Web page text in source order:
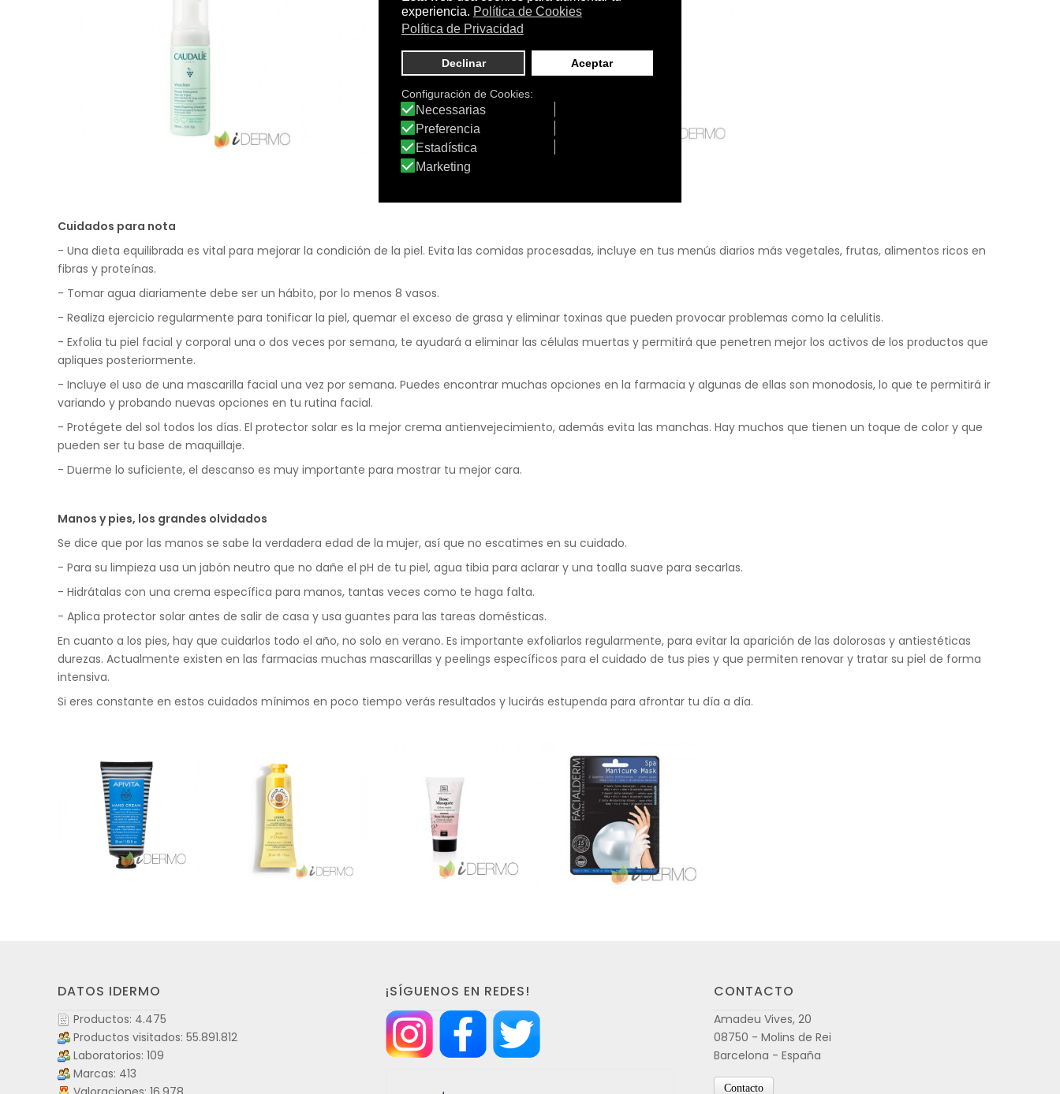
Cuidados para nota
- Una dieta equilibrada es vital para mejorar la condición de la piel. Evita las comidas procesadas, incluye en tus menús diarios más vegetales, frutas, alimentos ricos en
fibras y proteínas.
- Tomar agua diariamente debe ser un hábito, por lo menos 8 vasos.
- Realiza ejercicio regularmente para tonificar la piel, quemar el exceso de grasa y eliminar toxinas que pueden provocar problemas como la celulitis.
- Exfolia tu piel facial y corporal una o dos veces por semana, te ayudará a eliminar las células muertas y permitirá que penetren mejor los activos de los productos que
apliques posteriormente.
- Incluye el uso de una mascarilla facial una vez por semana. Puedes encontrar muchas opciones en la farmacia y algunas de ellas son monodosis, lo que te permitirá ir
variando y probando nuevas opciones en tu rutina facial.
- Protégete del sol todos los días. El protector solar es la mejor crema antienvejecimiento, además evita las manchas. Hay muchos que tienen un toque de color y que
pueden ser tu base de maquillaje.
- Duerme lo suficiente, el descanso es muy importante para mostrar tu mejor cara.
Manos y pies, los grandes olvidados
Se dice que por las manos se sabe la verdadera edad de la mujer, así que no escatimes en su cuidado.
- Para su limpieza usa un jabón neutro que no dañe el pH de tu piel, agua tibia para aclarar y una toalla suave para secarlas.
- Hidrátalas con una crema específica para manos, tantas veces como te haga falta.
- Aplica protector solar antes de salir de casa y usa guantes para las tareas domésticas.
En cuanto a los pies, hay que cuidarlos todo el año, no solo en verano. Es importante exfoliarlos regularmente, para evitar la aparición de las dolorosas y antiestéticas
durezas. Actualmente existen en las farmacias muchas mascarillas y peelings específicos para el cuidado de tus pies y que permiten renovar y tratar su piel de forma
intensiva.
Si eres constante en estos cuidados mínimos en poco tiempo verás resultados y lucirás estupenda para afrontar tu día a día.
DATOS IDERMO
Productos: 4.475
Productos visitados: 55.891.812
Laboratorios: 109
Marcas: 413
¡SÍGUENOS EN REDES! CONTACTO
Amadeu Vives, 20
08750 - Molins de Rei
Barcelona - España
Contacto